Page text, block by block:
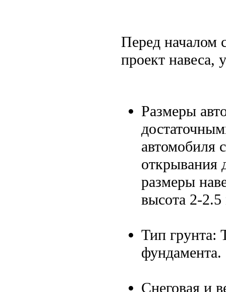
Перед началом
проект
Размеры
автомобиля
открывания
размеры
высота 2-2.5
Тип грунта:
фундамента.
Снеговая и